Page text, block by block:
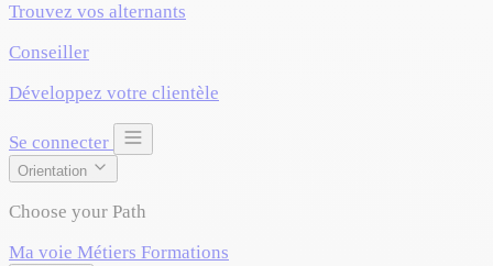
Trouvez vos alternants
Conseiller
Développez votre clientèle
Se connecter
Orientation
Choose your Path
Ma voie Métiers Formations